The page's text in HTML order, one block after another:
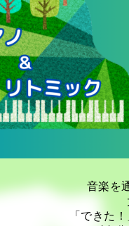
音楽を
「できた